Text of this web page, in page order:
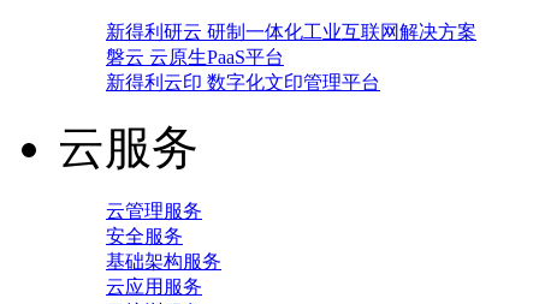
新得利研云 研制一体化工业互联网解决方案
磐云 云原生PaaS平台
新得利云印 数字化文印管理平台
云服务
云管理服务
安全服务
基础架构服务
云应用服务